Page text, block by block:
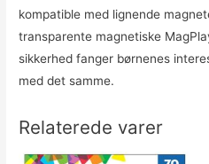
kompatible med lignende
transparente magnetiske
sikkerhed fanger børnenes
med det samme.
Relaterede varer